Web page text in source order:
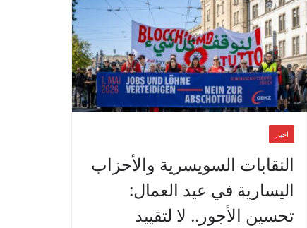
اخبار
النقابات السويسرية والأحزاب
اليسارية في عيد العمال:
تحسين الأجور.. لا لتقييد